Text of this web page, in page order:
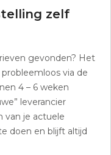
zelf
gevonden? Het
via de
4 – 6 weken
leverancier
je actuele
doen en blijft altijd